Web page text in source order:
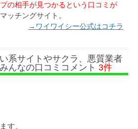
の相手が見つかるという口コミが
ッチングサイト。
→ワイワイシー公式はコチラ
系サイトやサクラ、悪質業者
んなの口コミコメント 3件
す。